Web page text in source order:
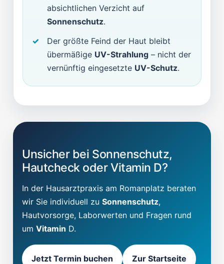
absichtlichen Verzicht auf
Sonnenschutz.
Der größte Feind der Haut bleibt
übermäßige UV-Strahlung – nicht der
vernünftig eingesetzte UV-Schutz.
Unsicher bei Sonnenschutz,
Hautcheck oder Vitamin D?
In der Hausarztpraxis am Romanplatz beraten
wir Sie individuell zu Sonnenschutz,
Hautvorsorge, Laborwerten und Fragen rund
um Vitamin D.
Jetzt Termin buchen Zur Startseite